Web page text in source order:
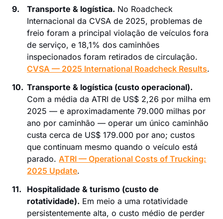
9. Transporte & logística. No Roadcheck
Internacional da CVSA de 2025, problemas de
freio foram a principal violação de veículos fora
de serviço, e 18,1% dos caminhões
inspecionados foram retirados de circulação.
CVSA — 2025 International Roadcheck Results.
10. Transporte & logística (custo operacional).
Com a média da ATRI de US$ 2,26 por milha em
2025 — e aproximadamente 79.000 milhas por
ano por caminhão — operar um único caminhão
custa cerca de US$ 179.000 por ano; custos
que continuam mesmo quando o veículo está
parado.ATRI — Operational Costs of Trucking:
2025 Update.
11.
Hospitalidade & turismo (custo de
rotatividade). Em meio a uma rotatividade
persistentemente alta, o custo médio de perder